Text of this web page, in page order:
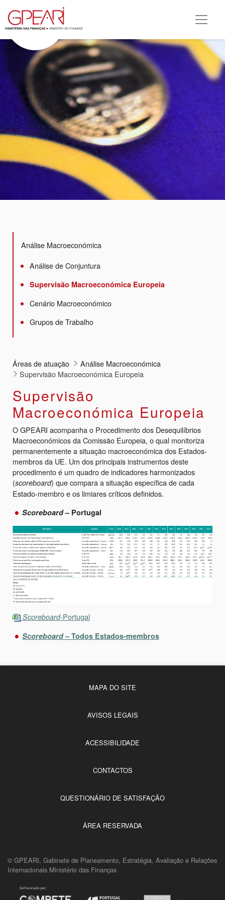
Análise Macroeconómica
Análise de Conjuntura
Supervisão Macroeconómica Europeia
Cenário Macroeconómico
Grupos de Trabalho
Áreas de atuação
Análise Macroeconómica
Supervisão Macroeconómica Europeia
Supervisão
Macroeconómica Europeia
O GPEARI acompanha o Procedimento dos Desequilíbrios
Macroeconómicos da Comissão Europeia, o qual monitoriza
permanentemente a situação macroeconómica dos Estados-
membros da UE. Um dos principais instrumentos deste
procedimento é um quadro de indicadores harmonizados
(scoreboard) que compara a situação específica de cada
Estado-membro e os limiares críticos definidos.
Scoreboard– Portugal
Scoreboard-Portugal
Scoreboard– Todos Estados-membros
MAPA DO SITE
AVISOS LEGAIS
ACESSIBILIDADE
CONTACTOS
QUESTIONÁRIO DE SATISFAÇÃO
ÁREA RESERVADA
© GPEARI, Gabinete de Planeamento, Estratégia, Avaliação e Relações
Internacionais Ministério das Finanças